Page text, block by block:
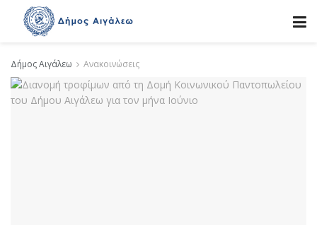
Δήμος Αιγάλεω Ανακοινώσεις